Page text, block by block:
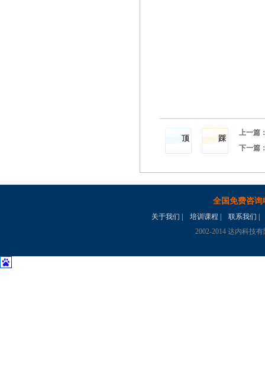
顶 踩
上一篇
下一篇
全国免费咨询
关于我们 培训课程 联系我们
2002-2014 达内科技